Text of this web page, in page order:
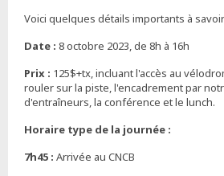
Voici quelques détails importants à
Date : 8 octobre 2023, de 8h à 16h
Prix : 125$+tx, incluant l'accès au
rouler sur la piste, l'encadrement par
d'entraîneurs, la conférence et le lunch.
Horaire type de la journée :
7h45 : Arrivée au CNCB